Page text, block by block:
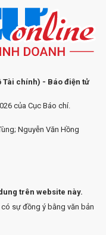
Tài chính) - Báo điện tử
của Cục Báo chí.
Nguyễn Văn Hồng
trên website này.
sự đồng ý bằng văn bản